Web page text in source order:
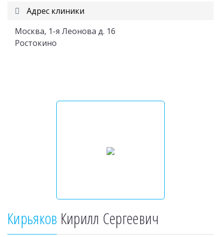
Адрес клиники
Москва, 1-я Леонова д. 16
Ростокино
Кирьяков Кирилл Сергеевич